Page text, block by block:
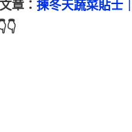
章： 揀冬天蔬菜貼士